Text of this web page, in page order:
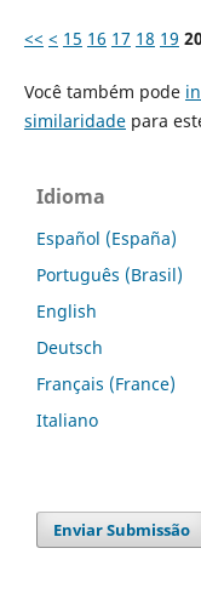
<< < 15 16 17 18 19
Você também pode
similaridadepara
Idioma
Español (España)
Português (Brasil)
English
Deutsch
Français (France)
Italiano
Enviar Submissão